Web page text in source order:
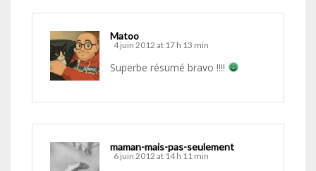
Matoo
4 juin 2012 at 17 h 13 min
Superbe résumé bravo !!!!
maman-mais-pas-seulement
6 juin 2012 at 14 h 11 min